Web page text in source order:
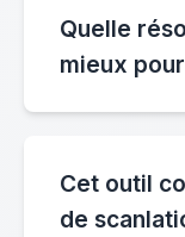
vertical
dans les
du manga.
Quelle
mieux
1200 × 1800
volumes
Cet outil
de